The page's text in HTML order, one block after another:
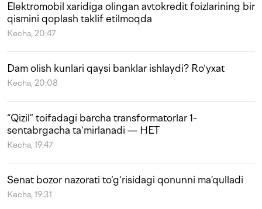
Elektromobil xaridiga olingan avtokredit foizlarining bir
qismini qoplash taklif etilmoqda
Kecha, 20:47
Dam olish kunlari qaysi banklar ishlaydi? Ro‘yxat
Kecha, 20:08
“Qizil” toifadagi barcha transformatorlar 1-
sentabrgacha ta‘mirlanadi — HET
Kecha, 19:47
Senat bozor nazorati to‘g‘risidagi qonunni ma’qulladi
Kecha, 19:31